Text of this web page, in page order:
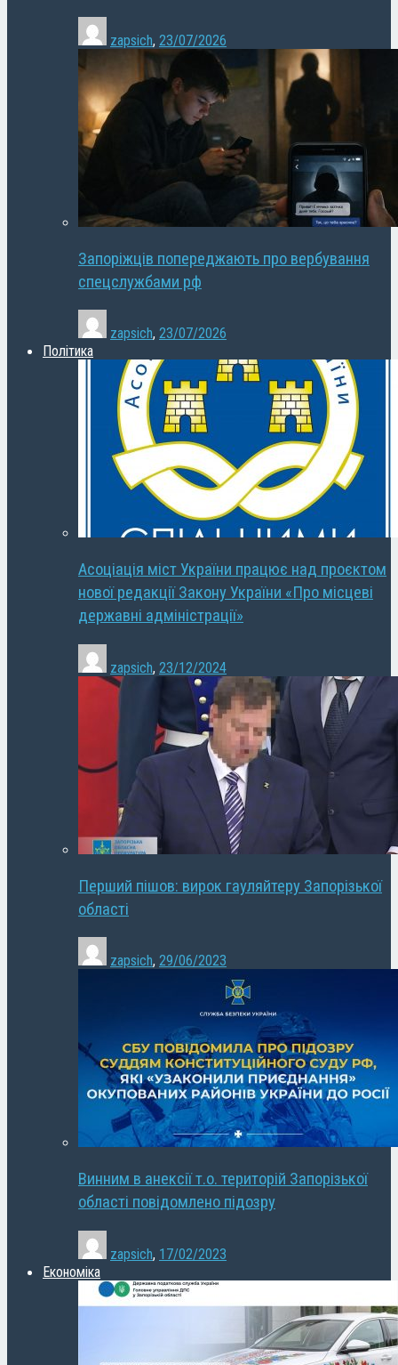
zapsich, 23/07/2026
Запоріжців попереджають про вербування
спецслужбами рф
zapsich, 23/07/2026
Політика
Асоціація міст України працює над проєктом
нової редакції Закону України «Про місцеві
державні адміністрації»
zapsich, 23/12/2024
Перший пішов: вирок гауляйтеру Запорізької
області
zapsich, 29/06/2023
Винним в анексії т.о. територій Запорізької
області повідомлено підозру
zapsich, 17/02/2023
Економіка